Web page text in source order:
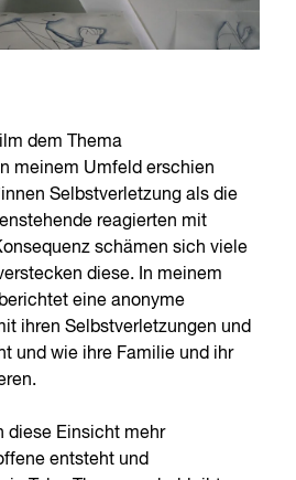
dem Thema
meinem Umfeld erschien
Selbstverletzung als die
reagierten mit
schämen sich viele
diese. In meinem
eine anonyme
ihren Selbstverletzungen und
und wie ihre Familie und ihr
diese Einsicht mehr
entsteht und